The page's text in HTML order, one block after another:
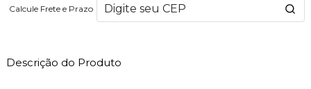
Calcule Frete e Prazo
Descrição do Produto